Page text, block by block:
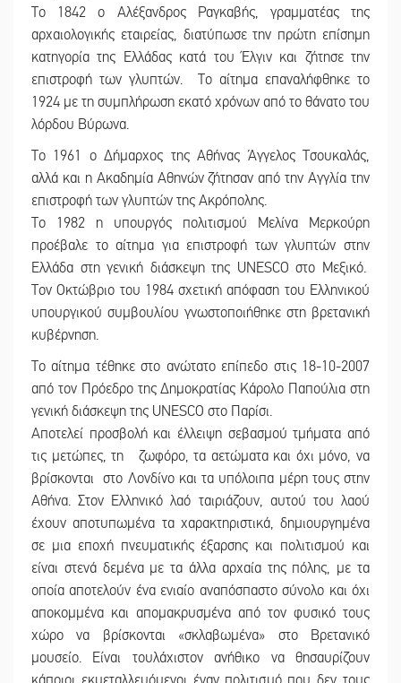
Το 1842 ο Αλέξανδρος Ραγκαβής, γραμματέας της
αρχαιολογικής εταιρείας, διατύπωσε την πρώτη επίσημη
κατηγορία της Ελλάδας κατά του Έλγιν και ζήτησε την
επιστροφή των γλυπτών. Το αίτημα επαναλήφθηκε το
1924 με τη συμπλήρωση εκατό χρόνων από το θάνατο του
λόρδου Βύρωνα.
Το 1961 ο Δήμαρχος της Αθήνας Άγγελος Τσουκαλάς,
αλλά και η Ακαδημία Αθηνών ζήτησαν από την Αγγλία την
επιστροφή των γλυπτών της Ακρόπολης.
Το 1982 η υπουργός πολιτισμού Μελίνα Μερκούρη
προέβαλε το αίτημα για επιστροφή των γλυπτών στην
Ελλάδα στη γενική διάσκεψη της UNESCO στο Μεξικό.
Τον Οκτώβριο του 1984 σχετική απόφαση του Ελληνικού
υπουργικού συμβουλίου γνωστοποιήθηκε στη βρετανική
κυβέρνηση.
Το αίτημα τέθηκε στο ανώτατο επίπεδο στις 18-10-2007
από τον Πρόεδρο της Δημοκρατίας Κάρολο Παπούλια στη
γενική διάσκεψη της UNESCO στο Παρίσι.
Αποτελεί προσβολή και έλλειψη σεβασμού τμήματα από
τις μετώπες, τη ζωφόρο, τα αετώματα και όχι μόνο, να
βρίσκονται στο Λονδίνο και τα υπόλοιπα μέρη τους στην
Αθήνα. Στον Ελληνικό λαό ταιριάζουν, αυτού του λαού
έχουν αποτυπωμένα τα χαρακτηριστικά, δημιουργημένα
σε μια εποχή πνευματικής έξαρσης και πολιτισμού και
είναι στενά δεμένα με τα άλλα αρχαία της πόλης, με τα
οποία αποτελούν ένα ενιαίο αναπόσπαστο σύνολο και όχι
αποκομμένα και απομακρυσμένα από τον φυσικό τους
χώρο να βρίσκονται «σκλαβωμένα» στο Βρετανικό
μουσείο. Είναι τουλάχιστον ανήθικο να θησαυρίζουν